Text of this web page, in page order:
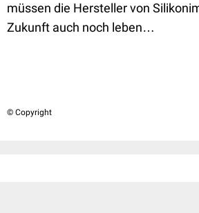
müssen die Hersteller von
Zukunft auch noch leben…
© Copyright